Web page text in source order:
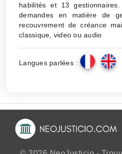
habilités et 13
demandes en matière de
recouvrement de créance
classique, video ou audio
Langues parlées :